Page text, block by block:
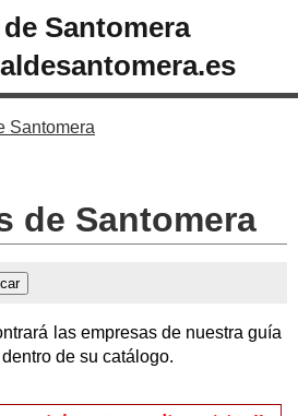
Santomera
Santomera
de Santomera
las empresas de nuestra guía
de su catálogo.